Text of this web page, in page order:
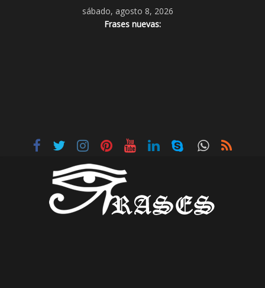
sábado, agosto 8, 2026
Frases nuevas: